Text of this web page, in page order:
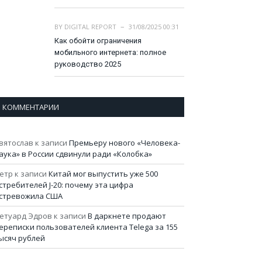
BY DIGITAL REPORT
31/08/2025 00:31
Как обойти ограничения
мобильного интернета: полное
руководство 2025
КОММЕНТАРИИ
к записи Премьеру нового «Человека-
в России сдвинули ради «Колобка»
к записи Китай мог выпустить уже 500
J-20: почему эта цифра
США
Эдров к записи В даркнете продают
пользователей клиента Telega за 155
рублей